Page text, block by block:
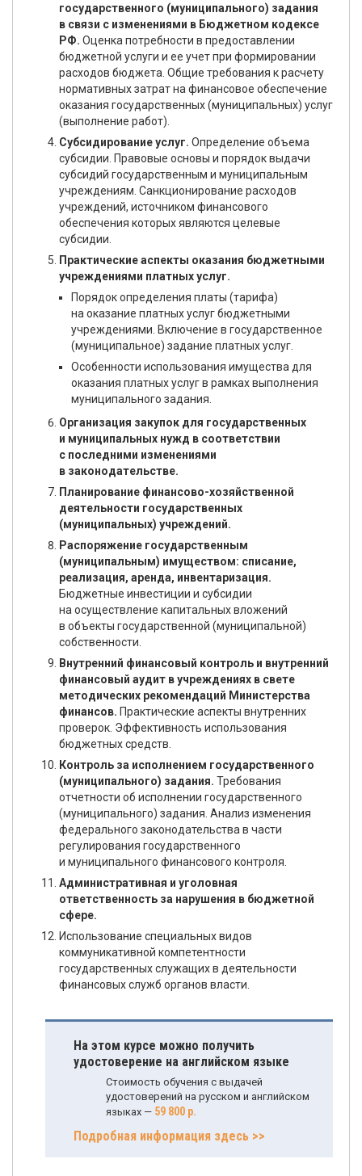
государственного (муниципального) задания
в связи с изменениями в Бюджетном кодексе
РФ. Оценка потребности в предоставлении
бюджетной услуги и ее учет при формировании
расходов бюджета. Общие требования к расчету
нормативных затрат на финансовое обеспечение
оказания государственных (муниципальных) услуг
(выполнение работ).
Субсидирование услуг. Определение объема
субсидии. Правовые основы и порядок выдачи
субсидий государственным и муниципальным
учреждениям. Санкционирование расходов
учреждений, источником финансового
обеспечения которых являются целевые
субсидии.
Практические аспекты оказания бюджетными
учреждениями платных услуг.
Порядок определения платы (тарифа)
на оказание платных услуг бюджетными
учреждениями. Включение в государственное
(муниципальное) задание платных услуг.
Особенности использования имущества для
оказания платных услуг в рамках выполнения
муниципального задания.
Организация закупок для государственных
и муниципальных нужд в соответствии
с последними изменениями
в законодательстве.
Планирование финансово-хозяйственной
деятельности государственных
(муниципальных) учреждений.
Распоряжение государственным
(муниципальным) имуществом: списание,
реализация, аренда, инвентаризация.
Бюджетные инвестиции и субсидии
на осуществление капитальных вложений
в объекты государственной (муниципальной)
собственности.
Внутренний финансовый контроль и внутренний
финансовый аудит в учреждениях в свете
методических рекомендаций Министерства
финансов. Практические аспекты внутренних
проверок. Эффективность использования
бюджетных средств.
Контроль за исполнением государственного
(муниципального) задания. Требования
отчетности об исполнении государственного
(муниципального) задания. Анализ изменения
федерального законодательства в части
регулирования государственного
и муниципального финансового контроля.
Административная и уголовная
ответственность за нарушения в бюджетной
сфере.
Использование специальных видов
коммуникативной компетентности
государственных служащих в деятельности
финансовых служб органов власти.
На этом курсе можно получить
удостоверение на английском языке
Стоимость обучения с выдачей
удостоверений на русском и английском
языках — 59 800 р.
Подробная информация здесь >>